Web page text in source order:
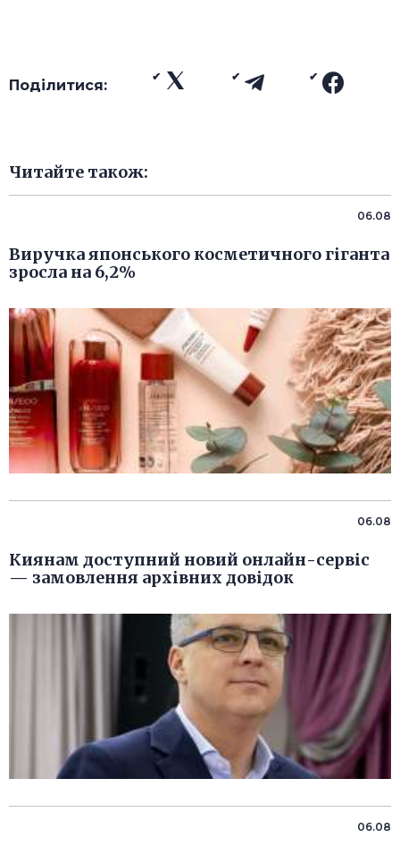
Поділитися:
Читайте також:
06.08
Виручка японського косметичного гіганта
зросла на 6,2%
06.08
Киянам доступний новий онлайн-сервіс
— замовлення архівних довідок
06.08